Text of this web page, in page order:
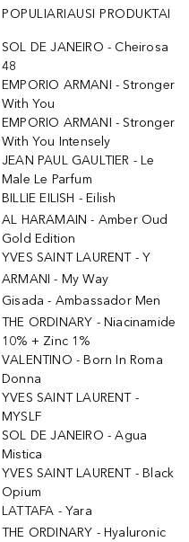
POPULIARIAUSI PRODUKTAI
SOL DE JANEIRO - Cheirosa
48
EMPORIO ARMANI - Stronger
With You
EMPORIO ARMANI - Stronger
With You Intensely
JEAN PAUL GAULTIER - Le
Male Le Parfum
BILLIE EILISH - Eilish
AL HARAMAIN - Amber Oud
Gold Edition
YVES SAINT LAURENT - Y
ARMANI - My Way
Gisada - Ambassador Men
THE ORDINARY - Niacinamide
10% + Zinc 1%
VALENTINO - Born In Roma
Donna
YVES SAINT LAURENT -
MYSLF
SOL DE JANEIRO - Agua
Mistica
YVES SAINT LAURENT - Black
Opium
LATTAFA - Yara
THE ORDINARY - Hyaluronic